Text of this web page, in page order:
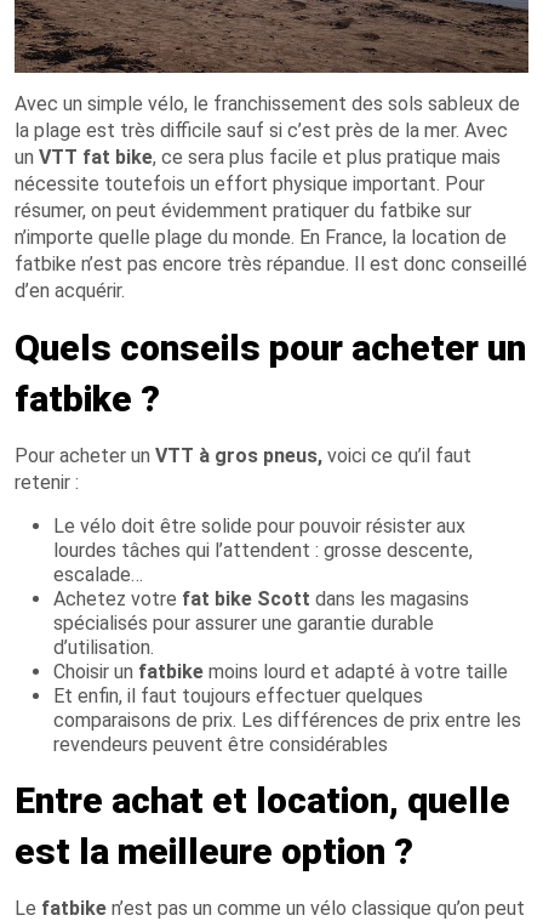
Avec un simple vélo, le franchissement des sols sableux de
la plage est très difficile sauf si c’est près de la mer. Avec
un VTT fat bike, ce sera plus facile et plus pratique mais
nécessite toutefois un effort physique important. Pour
résumer, on peut évidemment pratiquer du fatbike sur
n’importe quelle plage du monde. En France, la location de
fatbike n’est pas encore très répandue. Il est donc conseillé
d’en acquérir.
Quels conseils pour acheter un
fatbike ?
Pour acheter un VTT à gros pneus, voici ce qu’il faut
retenir :
Le vélo doit être solide pour pouvoir résister aux
lourdes tâches qui l’attendent : grosse descente,
escalade…
Achetez votre fat bike Scott dans les magasins
spécialisés pour assurer une garantie durable
d’utilisation.
Choisir un fatbike moins lourd et adapté à votre taille
Et enfin, il faut toujours effectuer quelques
comparaisons de prix. Les différences de prix entre les
revendeurs peuvent être considérables
Entre achat et location, quelle
est la meilleure option ?
Le fatbike n’est pas un comme un vélo classique qu’on peut